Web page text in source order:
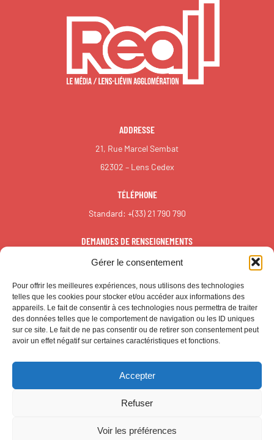
Gérer le consentement
Pour offrir les meilleures expériences, nous utilisons des technologies
telles que les cookies pour stocker et/ou accéder aux informations des
appareils. Le fait de consentir à ces technologies nous permettra de traiter
des données telles que le comportement de navigation ou les ID uniques
sur ce site. Le fait de ne pas consentir ou de retirer son consentement peut
avoir un effet négatif sur certaines caractéristiques et fonctions.
Accepter
Refuser
Voir les préférences
ADDRESSE
21, Rue Marcel Sembat
62302 – Lens Cedex
TÉLÉPHONE
Standard: +(33) 21 790 790
DEMANDES DE RENSEIGNEMENTS
redaction@reall.info
© CALL – Tous droits réservés
POLITIQUE DE CONFIDENTIALITÉ